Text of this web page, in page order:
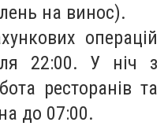
на винос).
операцій
22:00. У ніч з
ресторанів та
до 07:00.